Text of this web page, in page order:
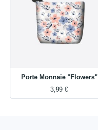
Porte Monnaie "Flowers"
3,99 €